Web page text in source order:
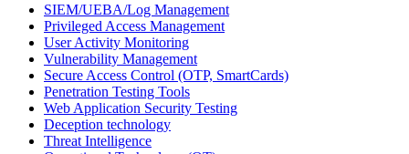
SIEM/UEBA/Log Management
Privileged Access Management
User Activity Monitoring
Vulnerability Management
Secure Access Control (OTP, SmartCards)
Penetration Testing Tools
Web Application Security Testing
Deception technology
Threat Intelligence